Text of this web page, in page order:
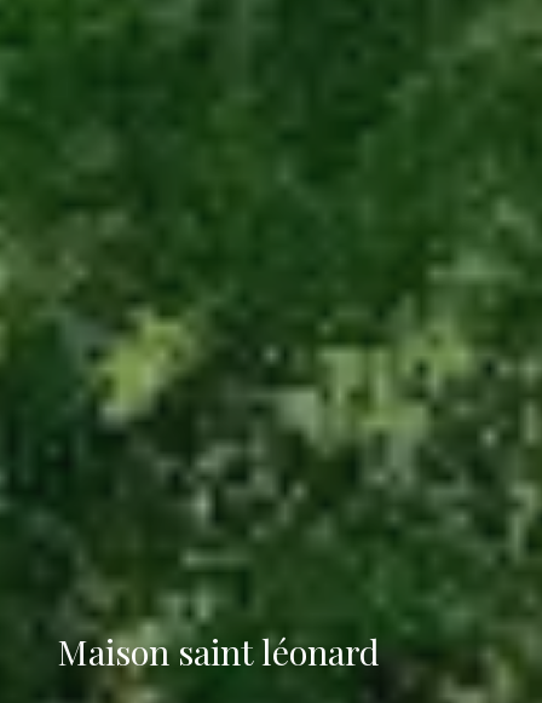
Maison saint léonard